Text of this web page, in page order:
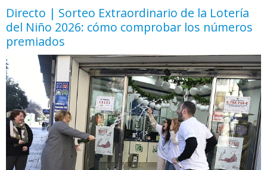
Directo | Sorteo Extraordinario de la Lotería
del Niño 2026: cómo comprobar los números
premiados